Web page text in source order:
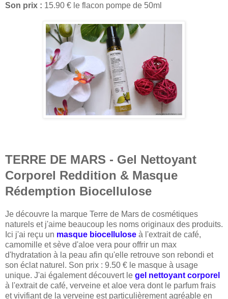
Son prix : 15.90 € le flacon pompe de 50ml
TERRE DE MARS - Gel Nettoyant
Corporel Reddition & Masque
Rédemption Biocellulose
Je découvre la marque Terre de Mars de cosmétiques
naturels et j'aime beaucoup les noms originaux des produits.
Ici j'ai reçu un masque biocellulose à l'extrait de café,
camomille et sève d'aloe vera pour offrir un max
d'hydratation à la peau afin qu'elle retrouve son rebondi et
son éclat naturel. Son prix : 9.50 € le masque à usage
unique. J'ai également découvert le gel nettoyant corporel
à l'extrait de café, verveine et aloe vera dont le parfum frais
et vivifiant de la verveine est particulièrement agréable en